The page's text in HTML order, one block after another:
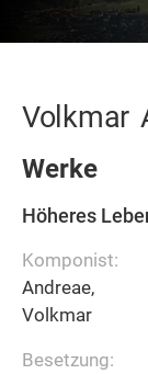
Volkmar
Werke
Höheres
Komponist:
Andreae,
Volkmar
Besetzung: